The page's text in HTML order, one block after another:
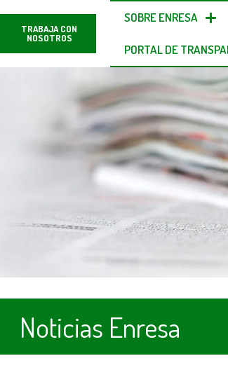
TRABAJA CON
NOSOTROS
SOBRE ENRESA
PORTAL DE
Noticias Enresa